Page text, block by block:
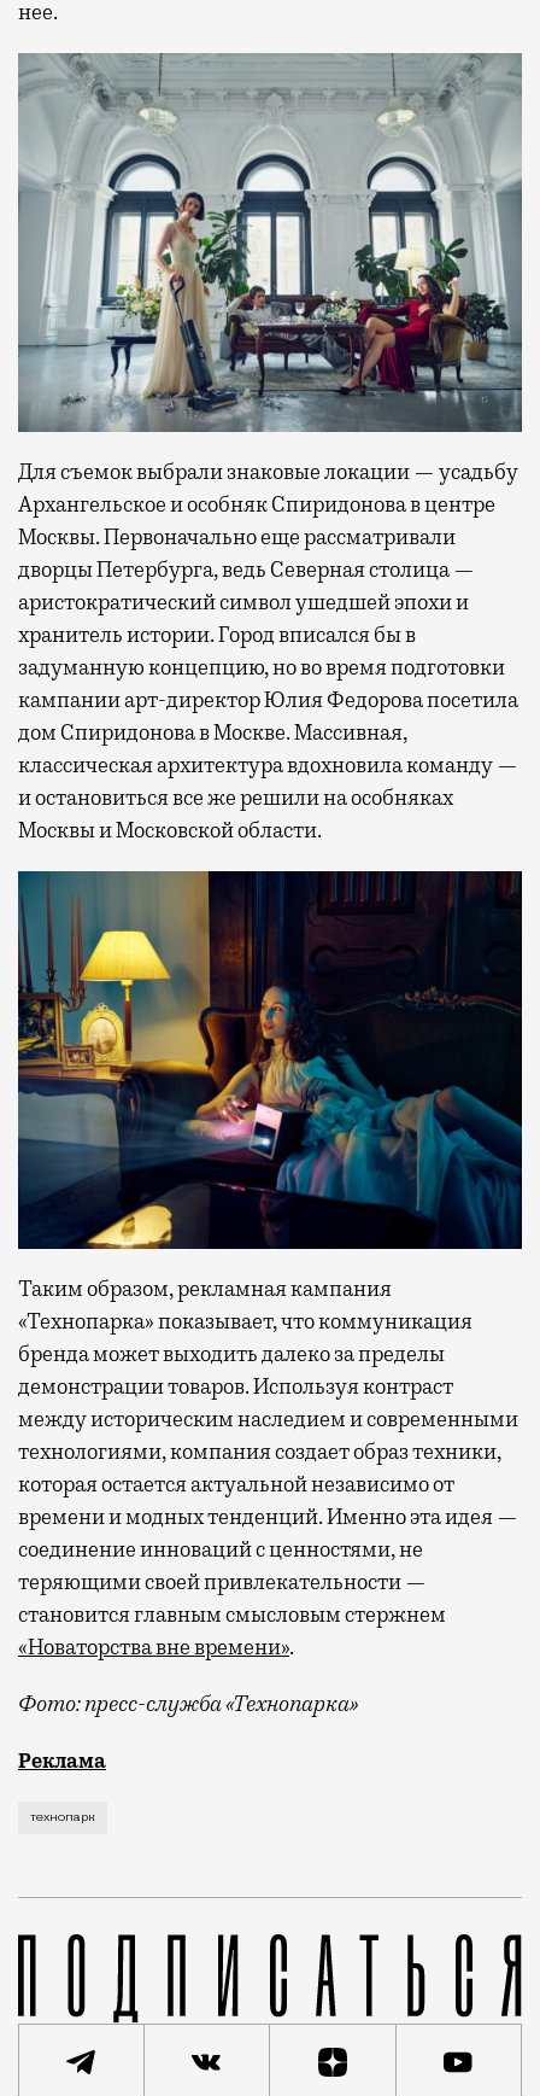
нее.
Для съемок выбрали знаковые локации — усадьбу
Архангельское и особняк Спиридонова в центре
Москвы. Первоначально еще рассматривали
дворцы Петербурга, ведь Северная столица —
аристократический символ ушедшей эпохи и
хранитель истории. Город вписался бы в
задуманную концепцию, но во время подготовки
кампании арт-директор Юлия Федорова посетила
дом Спиридонова в Москве. Массивная,
классическая архитектура вдохновила команду —
и остановиться все же решили на особняках
Москвы и Московской области.
Таким образом, рекламная кампания
«Технопарка» показывает, что коммуникация
бренда может выходить далеко за пределы
демонстрации товаров. Используя контраст
между историческим наследием и современными
технологиями, компания создает образ техники,
которая остается актуальной независимо от
времени и модных тенденций. Именно эта идея —
соединение инноваций с ценностями, не
теряющими своей привлекательности —
становится главным смысловым стержнем
«Новаторства вне времени».
Фото: пресс-служба «Технопарка»
Рекламные кампании техники редко выходят за
Реклама
технопарк